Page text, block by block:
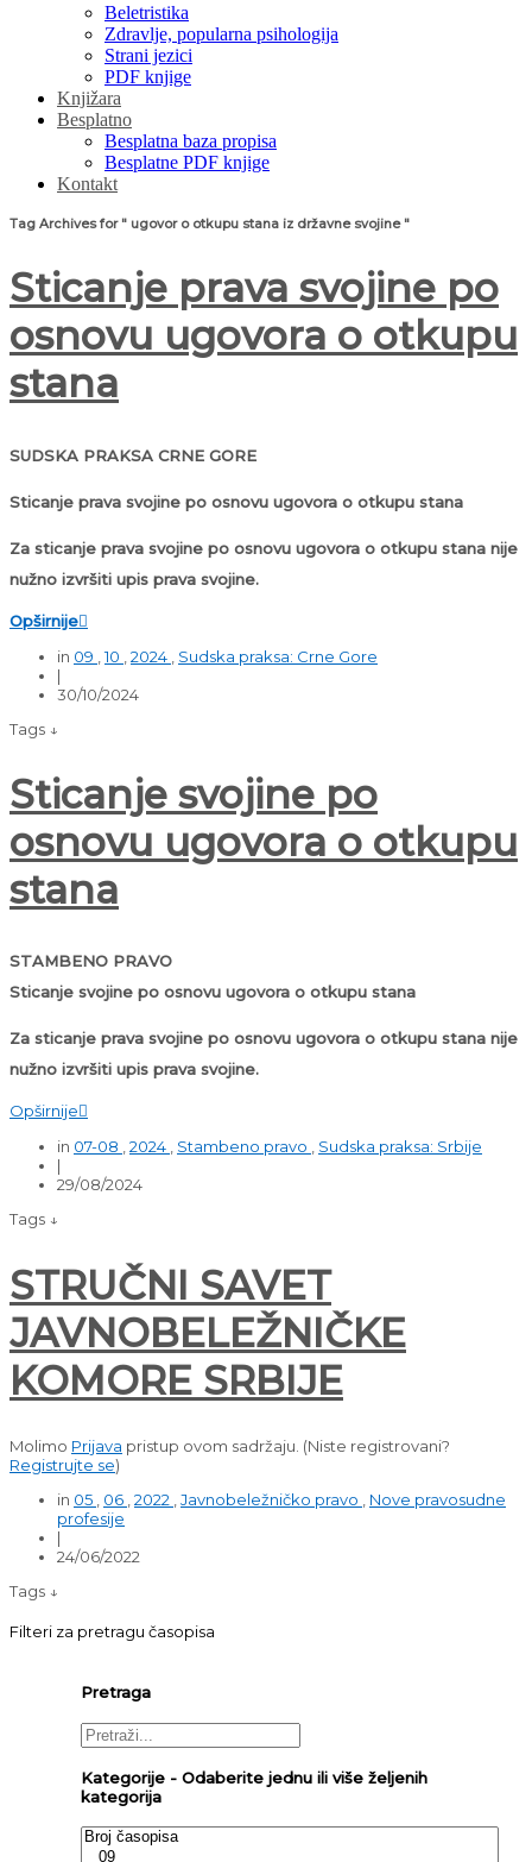
Beletristika
Zdravlje, popularna psihologija
Strani jezici
PDF knjige
Knjižara
Besplatno
Besplatna baza propisa
Besplatne PDF knjige
Kontakt
Tag Archives for " ugovor o otkupu stana iz državne svojine "
Sticanje prava svojine po
osnovu ugovora o otkupu
stana
SUDSKA PRAKSA CRNE GORE
Sticanje prava svojine po osnovu ugovora o otkupu stana
Za sticanje prava svojine po osnovu ugovora o otkupu stana nije
nužno izvršiti upis prava svojine.
Opširnije
in 09 10 2024
Sudska praksa: Crne Gore
|
30/10/2024
Tags ↓
Sticanje svojine po
osnovu ugovora o otkupu
stana
STAMBENO PRAVO
Sticanje svojine po osnovu ugovora o otkupu stana
Za sticanje prava svojine po osnovu ugovora o otkupu stana nije
nužno izvršiti upis prava svojine.
Opširnije
in 07-08 ,2024 , Stambeno pravo , Sudska praksa: Srbije
|
29/08/2024
Tags ↓
STRUČNI SAVET
JAVNOBELEŽNIČKE
KOMORE SRBIJE
Molimo Prijava pristup ovom sadržaju. (Niste registrovani?
Registrujte se)
in 05 06 2022 Javnobeležničko pravo
Nove pravosudne
profesije
|
24/06/2022
Tags ↓
Filteri za pretragu časopisa
Pretraga
Kategorije - Odaberite jednu ili više željenih
kategorija